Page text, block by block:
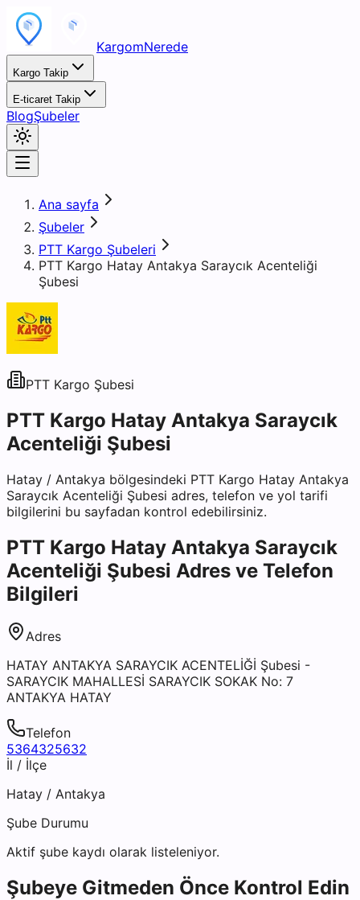
KargomNerede
Kargo Takip
E-ticaret Takip
BlogŞubeler
Ana sayfa
Şubeler
PTT Kargo Şubeleri
PTT Kargo Hatay Antakya Saraycık Acenteliği
Şubesi
PTT Kargo Şubesi
PTT Kargo Hatay Antakya Saraycık
Acenteliği Şubesi
Hatay / Antakya bölgesindeki PTT Kargo Hatay Antakya
Saraycık Acenteliği Şubesi adres, telefon ve yol tarifi
bilgilerini bu sayfadan kontrol edebilirsiniz.
PTT Kargo Hatay Antakya Saraycık
Acenteliği Şubesi Adres ve Telefon
Bilgileri
Adres
HATAY ANTAKYA SARAYCIK ACENTELİĞİ Şubesi -
SARAYCIK MAHALLESİ SARAYCIK SOKAK No: 7
ANTAKYA HATAY
Telefon
5364325632
İl / İlçe
Hatay / Antakya
Şube Durumu
Aktif şube kaydı olarak listeleniyor.
Şubeye Gitmeden Önce Kontrol Edin